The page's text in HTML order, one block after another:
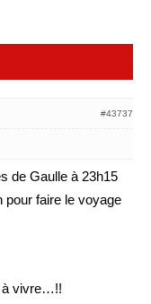
#43737
de Gaulle à 23h15
pour faire le voyage
à vivre…!!